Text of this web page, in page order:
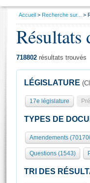
Présidence
577 députés
Groupes
Séance publique
Commissions et
Europe et
Général
Rôle et pouvoirs
Organisation de
Présidence
Visiter
Visite virtuelle du
Assister à une
Vous
Accueil Recherche sur...
Résultats
718802 résultats trouvés
LÉGISLATURE
17e législature
TYPES DE
Amendements
Questions (1543)
TRI DES